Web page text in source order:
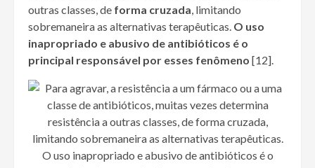
outras classes, de forma cruzada, limitando
sobremaneira as alternativas terapêuticas. O uso
inapropriado e abusivo de antibióticos é o
principal responsável por esses fenômeno [12].